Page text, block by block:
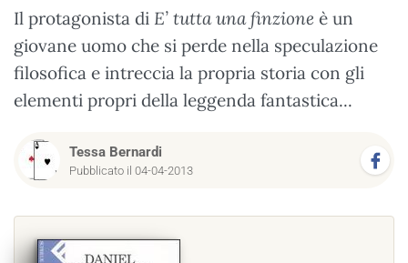
Il protagonista di E’ tutta una finzione è un
giovane uomo che si perde nella speculazione
filosofica e intreccia la propria storia con gli
elementi propri della leggenda fantastica...
Tessa Bernardi
Pubblicato il 04-04-2013